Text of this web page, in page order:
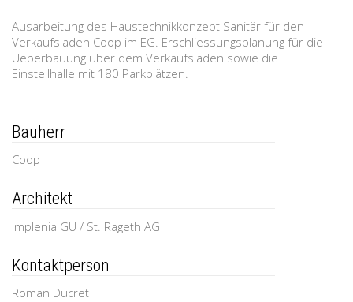
Ausarbeitung des Haustechnikkonzept Sanitär für den
Verkaufsladen Coop im EG. Erschliessungsplanung für die
Ueberbauung über dem Verkaufsladen sowie die
Einstellhalle mit 180 Parkplätzen.
Bauherr
Coop
Architekt
Implenia GU / St. Rageth AG
Kontaktperson
Roman Ducret